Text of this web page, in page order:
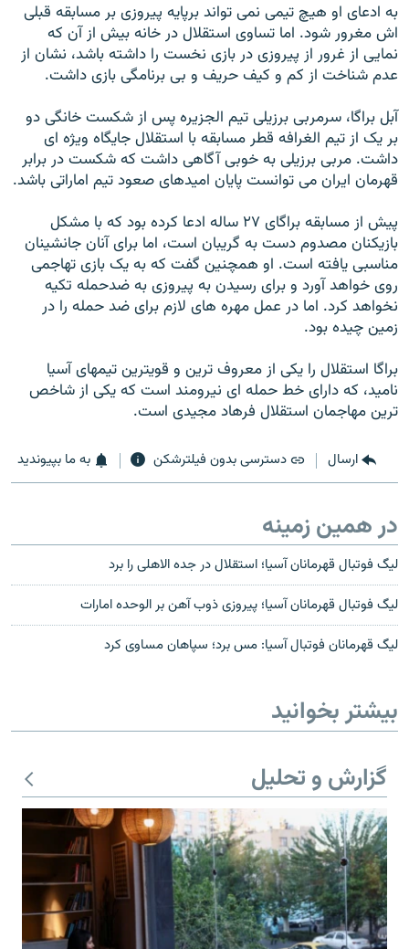
به ادعای او هيچ تيمی نمی تواند برپايه پيروزی بر مسابقه قبلی
اش مغرور شود. اما تساوی استقلال در خانه بيش از آن که
نمايی از غرور از پيروزی در بازی نخست را داشته باشد، نشان از
عدم شناخت از کم و کيف حريف و بی برنامگی بازی داشت.
آبل براگا، سرمربی برزيلی تيم الجزيره پس از شکست خانگی دو
بر يک از تيم الغرافه قطر مسابقه با استقلال جايگاه ويژه ای
داشت. مربی برزيلی به خوبی آگاهی داشت که شکست در برابر
قهرمان ايران می توانست پايان اميدهای صعود تيم اماراتی باشد.
پيش از مسابقه براگای ۲۷ ساله ادعا کرده بود که با مشکل
بازيکنان مصدوم دست به گريبان است، اما برای آنان جانشينان
مناسبی يافته است. او همچنين گفت که به يک بازی تهاجمی
روی خواهد آورد و برای رسيدن به پيروزی به ضدحمله تکيه
نخواهد کرد. اما در عمل مهره های لازم برای ضد حمله را در
زمين چيده بود.
براگا استقلال را يکی از معروف ترين و قويترين تيمهای آسيا
ناميد، که دارای خط حمله ای نيرومند است که يکی از شاخص
ترين مهاجمان استقلال فرهاد مجيدی است.
ارسال دسترسی بدون فیلترشکن به ما بپیوندید
در همین زمینه
ليگ فوتبال قهرمانان آسيا؛ استقلال در جده الاهلی را برد
ليگ فوتبال قهرمانان آسيا؛ پيروزی ذوب آهن بر الوحده امارات
ليگ قهرمانان فوتبال آسيا: مس برد؛ سپاهان مساوی کرد
بیشتر بخوانید
گزارش و تحلیل